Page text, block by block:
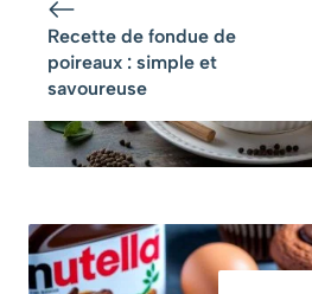
Recette de fondue de
poireaux : simple et
savoureuse